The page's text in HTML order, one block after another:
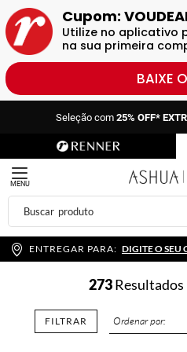
Cupom:
Utilize no aplicativo
na sua primeira
BAIXE
Seleção com
Seleção com25% OFF*
MENU
ENTREGAR PARA: DIGITE O SEU
273Resultados
FILTRAR